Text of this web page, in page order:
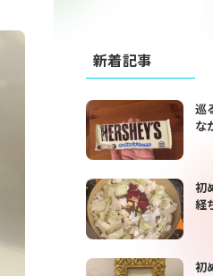
新着記事
巡
な
初
経
初